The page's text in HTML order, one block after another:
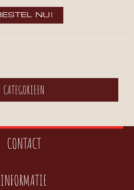
CATEGORIEEN
CONTACT
INFORMATIE